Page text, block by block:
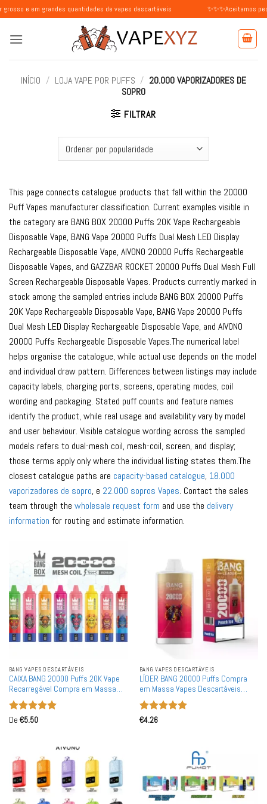
Skip
to
content
grandes quantidades de vapes descartáveis ✨✨✨Aceitamos pedidos de
INÍCIO / LOJA VAPE POR PUFFS / 20.000 VAPORIZADORES DE
SOPRO
FILTRAR
This page connects catalogue products that fall within the 20000
Puff Vapes manufacturer classification. Current examples visible in
the category are BANG BOX 20000 Puffs 20K Vape Rechargeable
Disposable Vape, BANG Vape 20000 Puffs Dual Mesh LED Display
Rechargeable Disposable Vape, AIVONO 20000 Puffs Rechargeable
Disposable Vapes, and GAZZBAR ROCKET 20000 Puffs Dual Mesh Full
Screen Rechargeable Disposable Vapes. Products currently marked in
stock among the sampled entries include BANG BOX 20000 Puffs
20K Vape Rechargeable Disposable Vape, BANG Vape 20000 Puffs
Dual Mesh LED Display Rechargeable Disposable Vape, and AIVONO
20000 Puffs Rechargeable Disposable Vapes.The numerical label
helps organise the catalogue, while actual use depends on the model
and individual draw pattern. Differences between listings may include
capacity labels, charging ports, screens, operating modes, coil
wording and packaging. Stated puff counts and feature names
identify the product, while real usage and availability vary by model
and user behaviour. Visible catalogue wording across the sampled
models refers to dual-mesh coil, mesh-coil, screen, and display;
those terms apply only where the individual listing states them.The
closest catalogue paths are capacity-based catalogue, 18.000
vaporizadores de sopro, e 22.000 sopros Vapes. Contact the sales
team through the wholesale request form and use the delivery
information for routing and estimate information.
BANG VAPES DESCARTÁVEIS
CAIXA BANG 20000 Puffs 20K Vape
Recarregável Compra em Massa
Vape Descartável por Atacado
Avaliação
De €5.50
BANG VAPES DESCARTÁVEIS
LÍDER BANG 20000 Puffs Compra
em Massa Vapes Descartáveis
Recarregáveis por Atacado
Avaliação
€4.26